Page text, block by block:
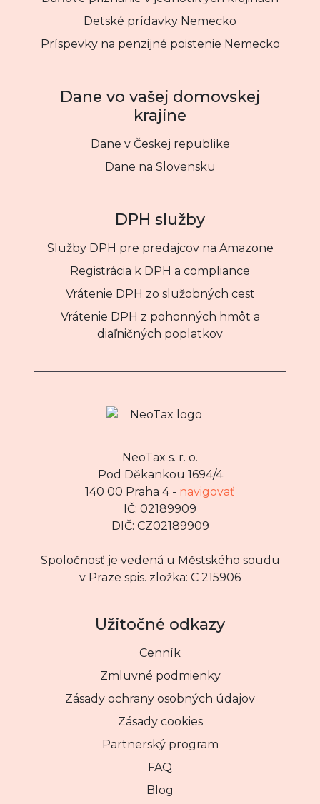
Detské prídavky Nemecko
Príspevky na penzijné poistenie Nemecko
Dane vo vašej domovskej
krajine
Dane v Českej republike
Dane na Slovensku
DPH služby
Služby DPH pre predajcov na Amazone
Registrácia k DPH a compliance
Vrátenie DPH zo služobných cest
Vrátenie DPH z pohonných hmôt a
diaľničných poplatkov
NeoTax s. r. o.
Pod Děkankou 1694/4
140 00 Praha 4 - navigovať
IČ: 02189909
DIČ: CZ02189909
Spoločnosť je vedená u Městského soudu
v Praze spis. zložka: C 215906
Užitočné odkazy
Cenník
Zmluvné podmienky
Zásady ochrany osobných údajov
Zásady cookies
Partnerský program
FAQ
Blog